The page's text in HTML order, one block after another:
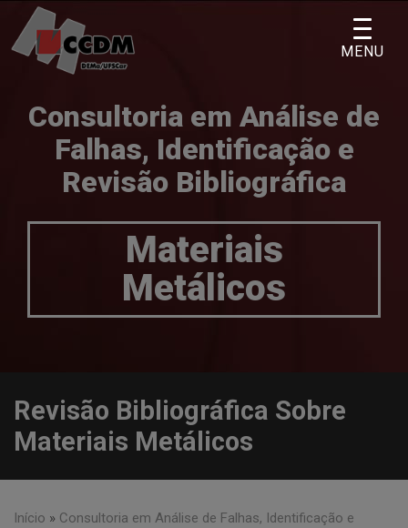
content
Consultoria em Análise de
Falhas, Identificação e
Revisão Bibliográfica
Materiais
Metálicos
Revisão Bibliográfica Sobre
Materiais Metálicos
Início » Consultoria em Análise de Falhas, Identificação e
MENU